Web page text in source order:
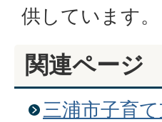
供しています。
関連ページ
三浦市子育